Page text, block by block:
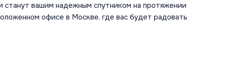
станут вашим надежным спутником на протяжении
офисе в Москве, где вас будет радовать